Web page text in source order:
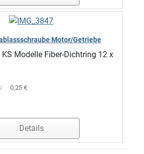
Motor/Getriebe
Modelle Fiber-Dichtring 12 x
0,25 €
Details